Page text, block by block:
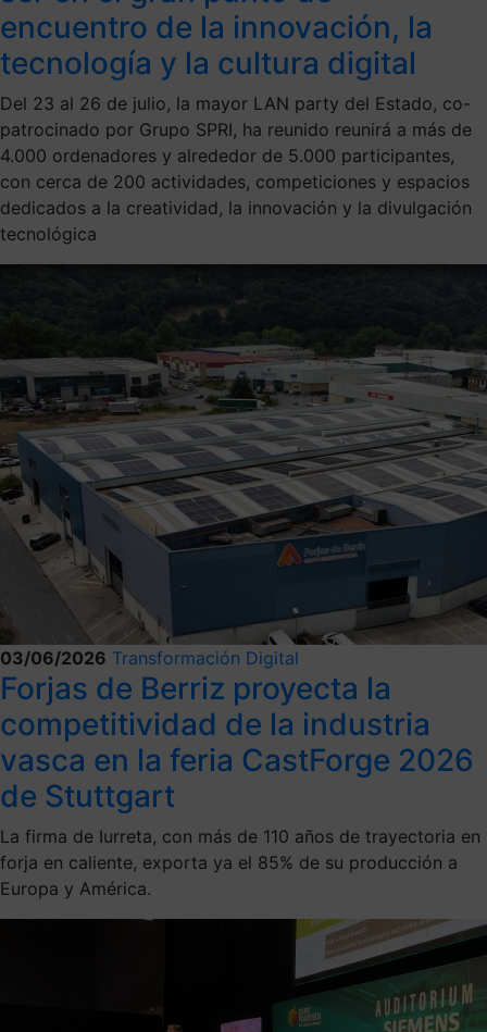
encuentro de la innovación, la
tecnología y la cultura digital
Del 23 al 26 de julio, la mayor LAN party del Estado, co-
patrocinado por Grupo SPRI, ha reunido reunirá a más de
4.000 ordenadores y alrededor de 5.000 participantes,
con cerca de 200 actividades, competiciones y espacios
dedicados a la creatividad, la innovación y la divulgación
tecnológica
03/06/2026 Transformación Digital
Forjas de Berriz proyecta la
competitividad de la industria
vasca en la feria CastForge 2026
de Stuttgart
La firma de Iurreta, con más de 110 años de trayectoria en
forja en caliente, exporta ya el 85% de su producción a
Europa y América.